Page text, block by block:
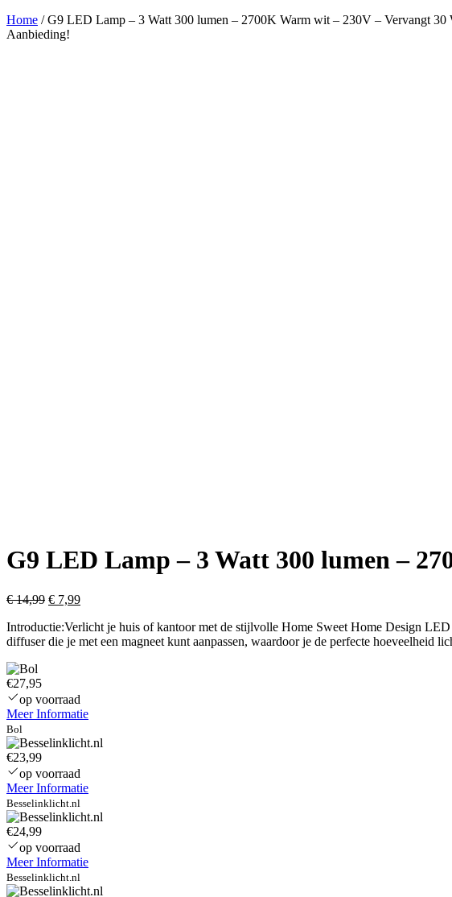
Home / G9 LED Lamp – 3 Watt 300 lumen – 2700K Warm wit – 230V – Vervangt 30
Aanbieding!
G9 LED Lamp – 3 Watt 300 lumen –
€14,99 Oorspronkelijke
was:
€ 14,99.
€ 7,99Huidige
is:
€ 7,99.
Introductie:Verlicht je huis of kantoor met de stijlvolle Home Sweet Home Design
diffuser die je met een magneet kunt aanpassen, waardoor je de perfecte
€27,95
op voorraad
Meer Informatie
Bol
€23,99
op voorraad
Meer Informatie
Besselinklicht.nl
€24,99
op voorraad
Meer Informatie
Besselinklicht.nl